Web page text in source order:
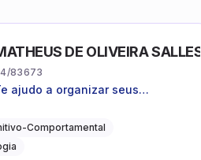
DE OLIVEIRA SALLES
83673
ajudo a organizar seus
e viver com mais clareza e sentido,
uma terapia estruturada e
em ciência.
Comportamental